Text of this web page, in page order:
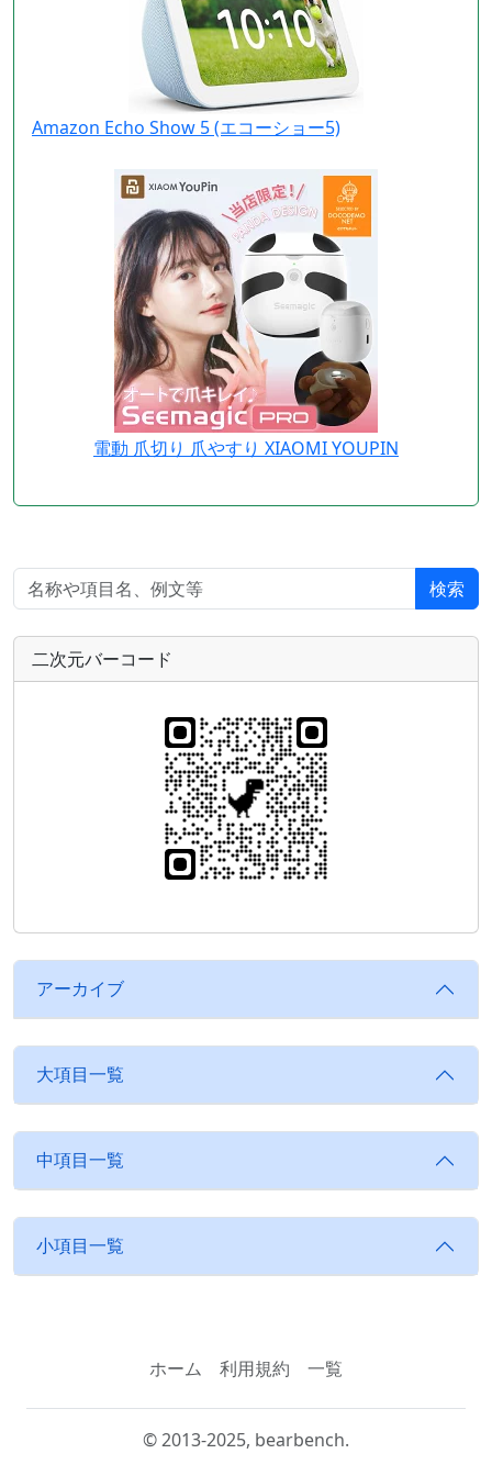
Amazon Echo Show 5 (エコーショー5)
電動 爪切り 爪やすり XIAOMI YOUPIN
検索
二次元バーコード
アーカイブ
大項目一覧
中項目一覧
小項目一覧
ホーム 利用規約 一覧
© 2013-2025, bearbench.